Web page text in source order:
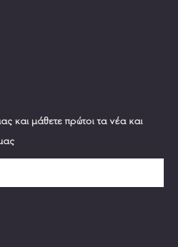
και μάθετε πρώτοι τα νέα και